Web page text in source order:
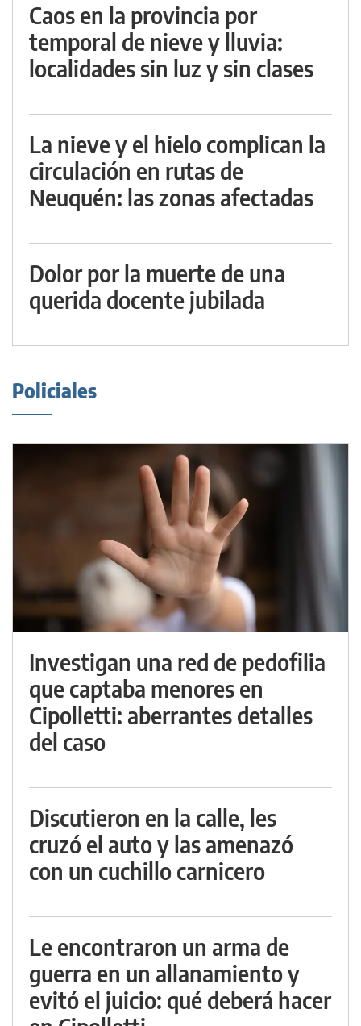
Caos en la provincia por
temporal de nieve y lluvia:
localidades sin luz y sin clases
La nieve y el hielo complican la
circulación en rutas de
Neuquén: las zonas afectadas
Dolor por la muerte de una
querida docente jubilada
Policiales
Investigan una red de pedofilia
que captaba menores en
Cipolletti: aberrantes detalles
del caso
Discutieron en la calle, les
cruzó el auto y las amenazó
con un cuchillo carnicero
Le encontraron un arma de
guerra en un allanamiento y
evitó el juicio: qué deberá hacer